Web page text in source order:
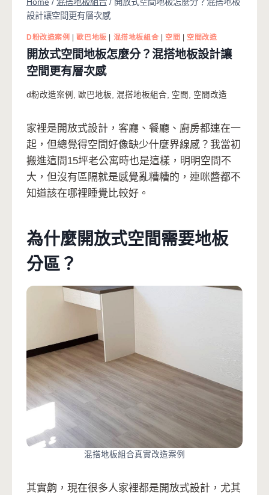
設計讓空間更有層次感
D粉改造案例 |歐巴地板 | 混搭地板組合 | 空間 | 空間改造
開放式空間地板怎麼分？混搭地板設計讓
空間更有層次感
d粉改造案例 , 歐巴地板, 混搭地板組合, 空間 , 空間改造
家裡是開放式設計，客廳、餐廳、廚房都連在一
起，但總覺得空間好像缺少什麼界線感？我當初
搬進這間15坪老公寓時也是這樣，明明空間不
大，但沒有區隔就是感覺亂糟糟的，連咪醬都不
知道該在哪裡睡覺比較好。
為什麼開放式空間需要地板
分區？
混搭地板組合真實改造案例
其實齁，現在很多人家裡都是開放式設計，尤其